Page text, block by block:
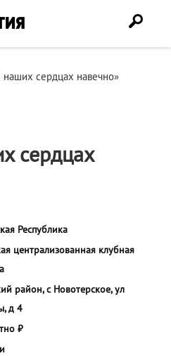
наших сердцах навечно»
сердцах
Республика
централизованная клубная
район, с Новотерское, ул
д 4
₽